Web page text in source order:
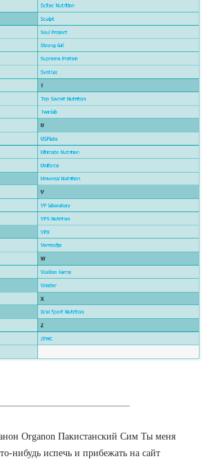
Organon Пакистанский Сим Ты меня
нибудь испечь и прибежать на сайт